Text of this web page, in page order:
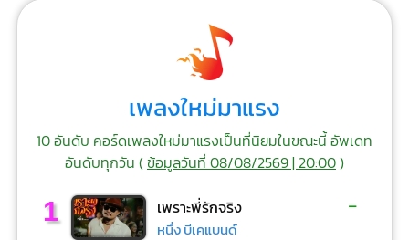
เพลงใหม่มาแรง
10 อันดับ คอร์ดเพลงใหม่มาแรงเป็นที่นิยมในขณะนี้ อัพเดท
อันดับทุกวัน (ข้อมูลวันที่ 08/08/2569 | 20:00)
1 เพราะพี่รักจริง
หนึ่ง บีเคแบนด์
-